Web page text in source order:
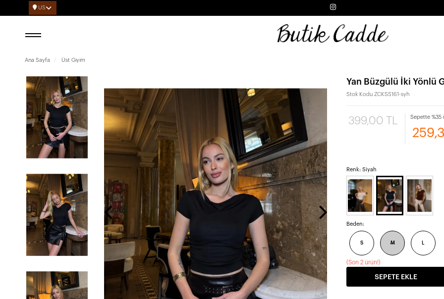
US
Ana Sayfa Üst Giyim
Yan Büzgülü İki Yönlü
Stok Kodu ZCKSS161-syh
399,00 TL Sepette %35
Renk: Siyah
Beden:
S M
(Son 2 ürün!)
SEPETE EKLE